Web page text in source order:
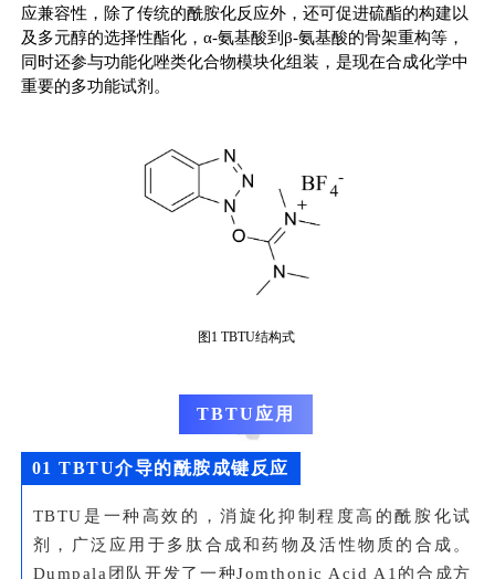
应兼容性，除了传统的酰胺化反应外，还可促进硫酯的构建以
及多元醇的选择性酯化， α-氨基酸到 β-氨基酸的骨架重构等，
同时还参与功能化唑类化合物模块化组装，是现在合成化学中
重要的多功能试剂。
图1 TBTU结构式
TBTU应用
01 TBTU介导的酰胺成键反应
TBTU是一种高效的，消旋化抑制程度高的酰胺化试
剂，广泛应用于多肽合成和药物及活性物质的合成。
Dumpala团队开发了一种Jomthonic Acid A1的合成方